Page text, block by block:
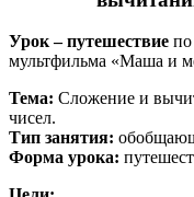
Урок – путешествие по
мультфильма «Маша и
Тема: Сложение и
чисел.
Тип занятия:
Форма урока: